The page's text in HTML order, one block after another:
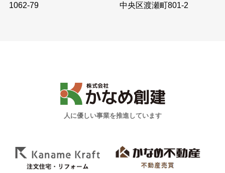
1062-79
中央区渡瀬町801-2
人に優しい事業を推進しています